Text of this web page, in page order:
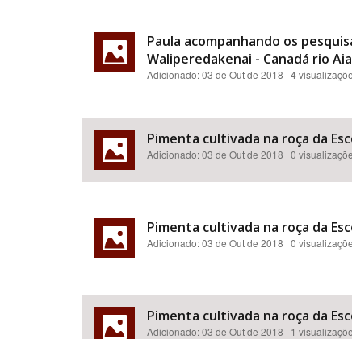
Paula acompanhando os
Waliperedakenai - Canadá rio
Adicionado:03 de Out de 2018 | 4
Pimenta cultivada na roça da
Adicionado:03 de Out de 2018 | 0
Pimenta cultivada na roça da
Adicionado:03 de Out de 2018 | 0
Pimenta cultivada na roça da
Adicionado:03 de Out de 2018 | 1